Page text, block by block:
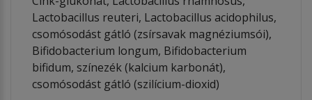
Lactobacillus reuteri, Lactobacillus acidophilus,
csomósodást gátló (zsírsavak magnéziumsói),
Bifidobacterium longum, Bifidobacterium
bifidum, színezék (kalcium karbonát),
csomósodást gátló (szilícium-dioxid)